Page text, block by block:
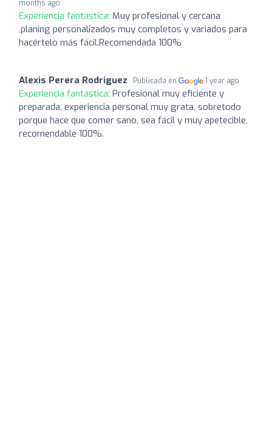
months ago
Experiencia fantástica: Muy profesional y cercana
,planing personalizados muy completos y variados para
hacértelo más fácil.Recomendada 100%
Alexis Perera Rodriguez Publicada en 1 year ago
Experiencia fantástica: Profesional muy eficiente y
preparada, experiencia personal muy grata, sobretodo
porque hace que comer sano, sea fácil y muy apetecible,
recomendable 100%.